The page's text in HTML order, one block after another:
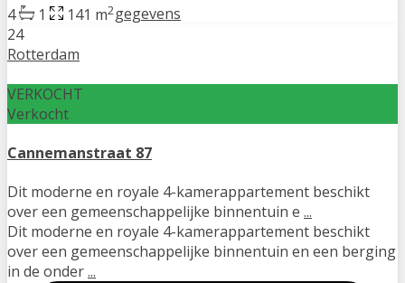
4 1 141 m2gegevens
24
Rotterdam
VERKOCHT
Verkocht
Cannemanstraat 87
Dit moderne en royale 4-kamerappartement beschikt
over een gemeenschappelijke binnentuin e ...
Dit moderne en royale 4-kamerappartement beschikt
over een gemeenschappelijke binnentuin en een berging
in de onder...